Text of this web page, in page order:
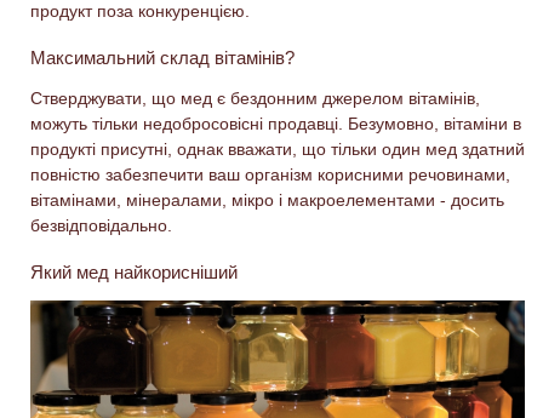
продукт поза конкуренцією.
Максимальний склад вітамінів?
Стверджувати, що мед є бездонним джерелом вітамінів,
можуть тільки недобросовісні продавці. Безумовно, вітаміни в
продукті присутні, однак вважати, що тільки один мед здатний
повністю забезпечити ваш організм корисними речовинами,
вітамінами, мінералами, мікро і макроелементами - досить
безвідповідально.
Який мед найкорисніший